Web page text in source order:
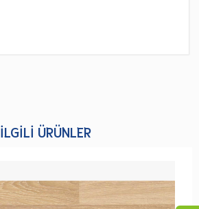
İLGILI ÜRÜNLER